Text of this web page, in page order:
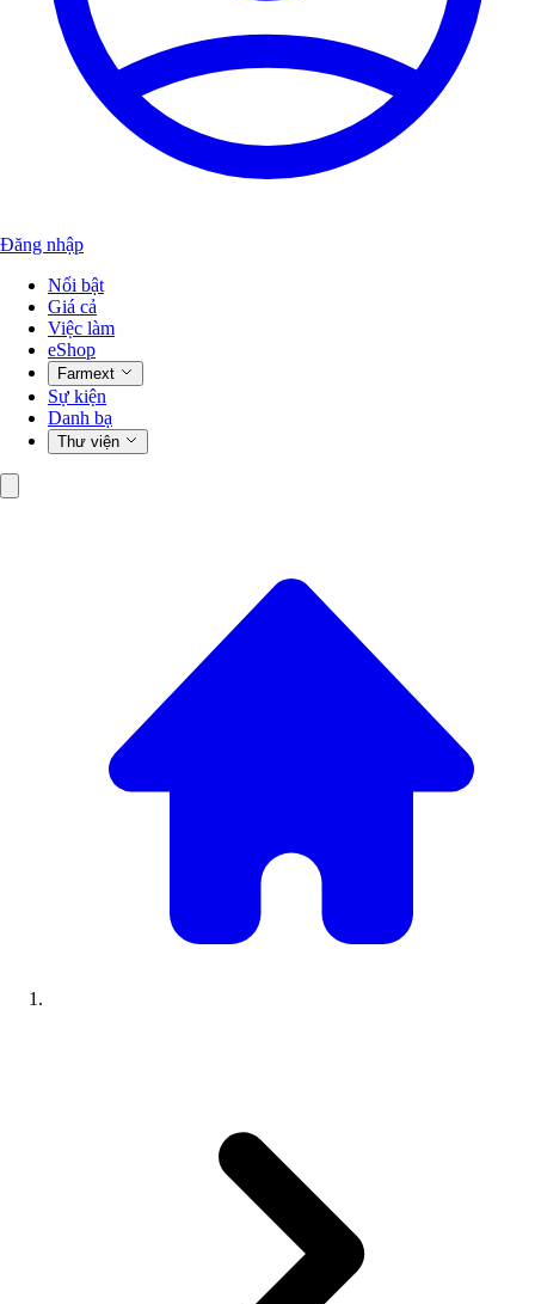
Đăng nhập
Nổi bật
Giá cả
Việc làm
eShop
Farmext
Sự kiện
Danh bạ
Thư viện